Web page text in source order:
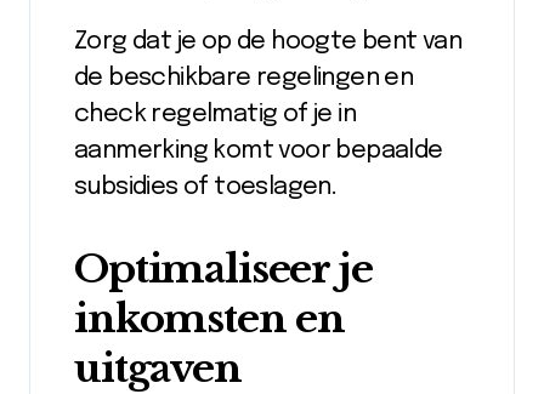
Zorg dat je op de hoogte bent van
de beschikbare regelingen en
check regelmatig of je in
aanmerking komt voor bepaalde
subsidies of toeslagen.
Optimaliseer je
inkomsten en
uitgaven